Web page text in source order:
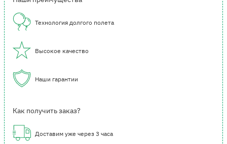
Технология долгого полета
Высокое качество
Наши гарантии
Как получить заказ?
Доставим уже через 3 часа